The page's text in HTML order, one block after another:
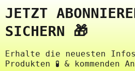
JETZT
SICHERN 🎁
Erhalte die neuesten
Produkten 🧪 & kommenden